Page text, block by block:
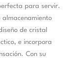
para servir.
almacenamiento
de cristal
e incorpora
Con su